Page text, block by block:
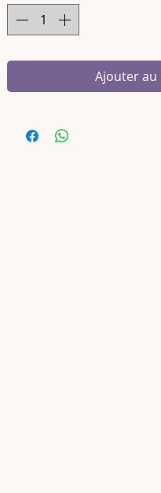
Ajouter au